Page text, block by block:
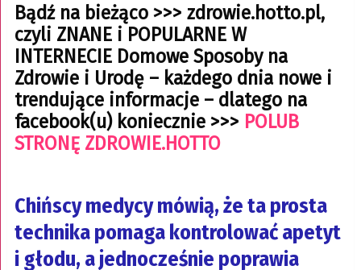
Bądź na bieżąco >>> zdrowie.hotto.pl,
czyli ZNANE i POPULARNE W
INTERNECIE Domowe Sposoby na
Zdrowie i Urodę – każdego dnia nowe i
trendujące informacje – dlatego na
facebook(u) koniecznie >>> POLUB
STRONĘ ZDROWIE.HOTTO
Chińscy medycy mówią, że ta prosta
technika pomaga kontrolować apetyt
i głodu, a jednocześnie poprawia